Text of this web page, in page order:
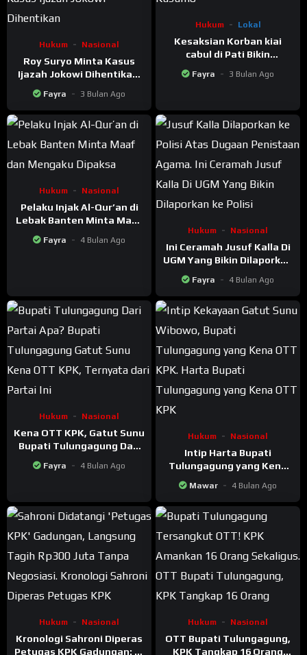
Hukum Nasional
Roy Suryo Minta Kasus
Ijazah Jokowi Dihentikan,
Polda Metro: Alasannya
Kenapa?
Fayra 3 Bulan Ago
Hukum Lokal
Kesaksian Korban kiai
cabul di Pati Bikin
Merinding, Mengaku
Hanya Bisa Merem saat
Fayra 3 Bulan Ago
Hukum Nasional
Pelaku Injak Al-Qur’an di
Lebak Banten Minta Maaf
dan Mengaku Dipaksa
Fayra 4 Bulan Ago
Hukum Nasional
Ini Ceramah Jusuf Kalla Di
UGM Yang Bikin Dilaporkan
ke Polisi Atas Dugaan
Penistaan Agama
Fayra 4 Bulan Ago
Hukum Nasional
Kena OTT KPK, Gatut Sunu
Bupati Tulungagung Dari
Fayra 4 Bulan Ago
Hukum Nasional
Intip Harta Bupati
Tulungagung yang Kena
Mawar 4 Bulan Ago
Hukum Nasional
Kronologi Sahroni Diperas
Petugas KPK Gadungan: Di
Hukum Nasional
OTT Bupati Tulungagung,
KPK Tangkap 16 Orang